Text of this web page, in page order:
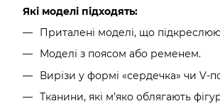
Які моделі підходять:
Приталені моделі, що
Моделі з поясом або ременем.
Вирізи у формі «сердечка» чи V-
Тканини, які м’яко облягають